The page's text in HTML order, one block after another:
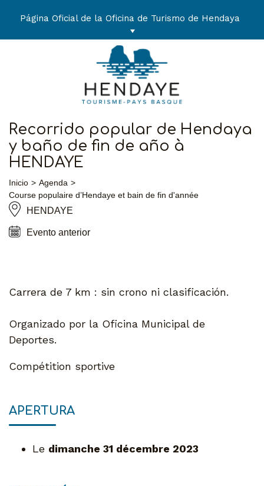
Página Oficial de la Oficina de Turismo de Hendaya
Recorrido popular de Hendaya
y baño de fin de año à
HENDAYE
Inicio
Agenda
Course populaire d’Hendaye et bain de fin d'année
HENDAYE
Evento anterior
Carrera de 7 km : sin crono ni clasificación.
Organizado por la Oficina Municipal de
Deportes.
Compétition sportive
APERTURA
Le dimanche 31 décembre 2023